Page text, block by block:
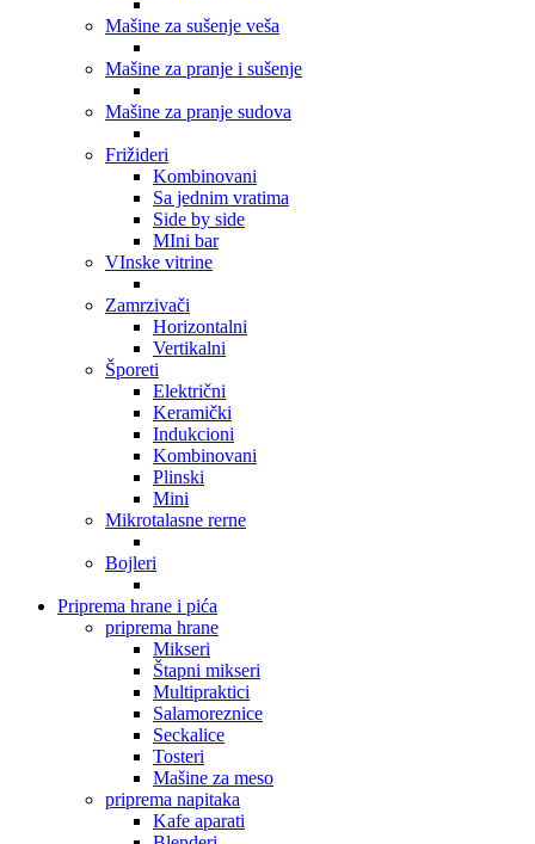
Mašine za sušenje veša
Mašine za pranje i sušenje
Mašine za pranje sudova
Frižideri
Kombinovani
Sa jednim vratima
Side by side
MIni bar
VInske vitrine
Zamrzivači
Horizontalni
Vertikalni
Šporeti
Električni
Keramički
Indukcioni
Kombinovani
Plinski
Mini
Mikrotalasne rerne
Bojleri
Priprema hrane i pića
priprema hrane
Mikseri
Štapni mikseri
Multipraktici
Salamoreznice
Seckalice
Tosteri
Mašine za meso
priprema napitaka
Kafe aparati